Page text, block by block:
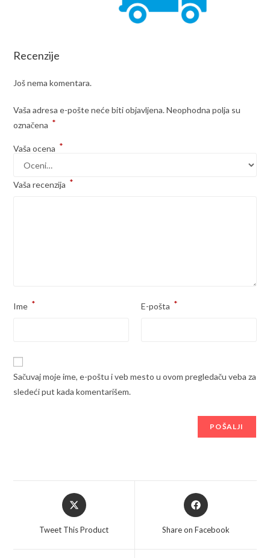
Recenzije
Još nema komentara.
Vaša adresa e-pošte neće biti objavljena. Neophodna polja su
označena *
Vaša ocena *
Vaša recenzija *
Ime * E-pošta *
Sačuvaj moje ime, e-poštu i veb mesto u ovom pregledaču veba za
sledeći put kada komentarišem.
Opens
in
Tweet This Product
Opens
in
Share on Facebook